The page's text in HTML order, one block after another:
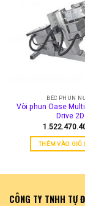
BÉC PHUN
Vòi phun Oase
Drive 2D
THÊM VÀO GIỎ
CÔNG TY TNHH TỰ